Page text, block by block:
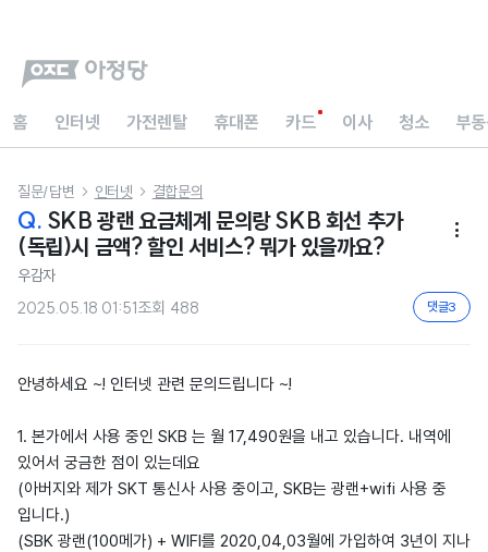
홈 인터넷 가전렌탈 휴대폰 카드 이사 청소 부
질문/답변  인터넷  결합문의
Q. SKB 광랜 요금체계 문의랑 SKB 회선 추가
(독립)시 금액? 할인 서비스? 뭐가 있을까요?

우감자
2025.05.18 01:51조회 488 댓글3
안녕하세요 ~! 인터넷 관련 문의드립니다 ~!
1. 본가에서 사용 중인 SKB 는 월 17,490원을 내고 있습니다. 내역에
있어서 궁금한 점이 있는데요
(아버지와 제가 SKT 통신사 사용 중이고, SKB는 광랜+wifi 사용 중
입니다.)
(SBK 광랜(100메가) + WIFI를 2020,04,03월에 가입하여 3년이 지나